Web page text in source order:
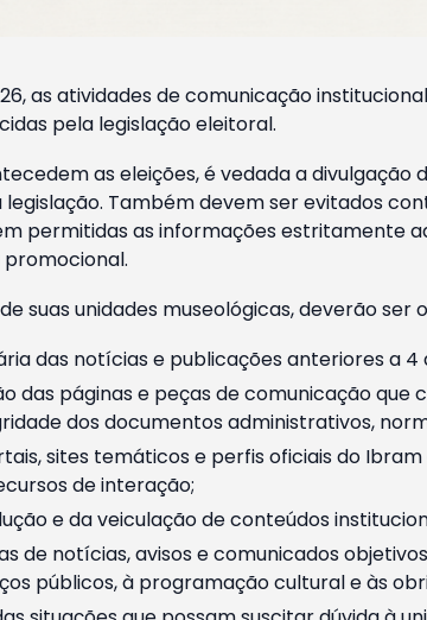
as atividades de comunicação
pela legislação eleitoral.
as eleições, é vedada a
Também devem ser evitados
permitidas as informações estritamente
suas unidades museológicas, deverão ser
das notícias e publicações anteriores a
das páginas e peças de comunicação
dos documentos administrativos,
sites temáticos e perfis oficiais do
de interação;
e da veiculação de conteúdos
de notícias, avisos e comunicados
públicos, à programação cultural e às